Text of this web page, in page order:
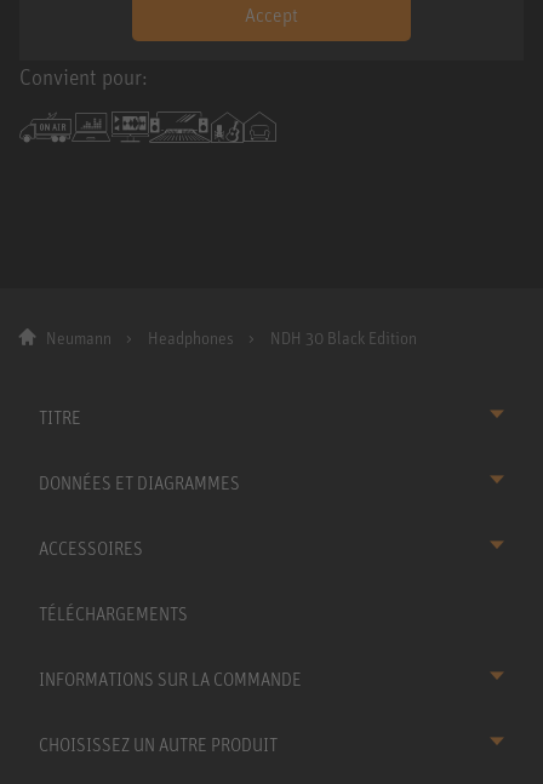
Accept
Convient pour:
Neumann Headphones NDH 30 Black Edition
TITRE
DONNÉES ET DIAGRAMMES
ACCESSOIRES
TÉLÉCHARGEMENTS
INFORMATIONS SUR LA COMMANDE
CHOISISSEZ UN AUTRE PRODUIT